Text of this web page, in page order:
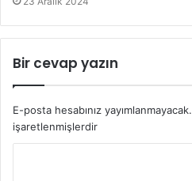
Bir cevap yazın
E-posta hesabınız yayımlanmayacak.
işaretlenmişlerdir